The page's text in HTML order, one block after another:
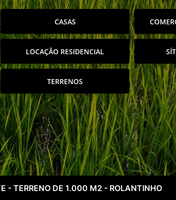
CASAS
LOCAÇÃO RESIDENCIAL
TERRENOS
- TERRENO DE 1.000 M2 - ROLANTINHO